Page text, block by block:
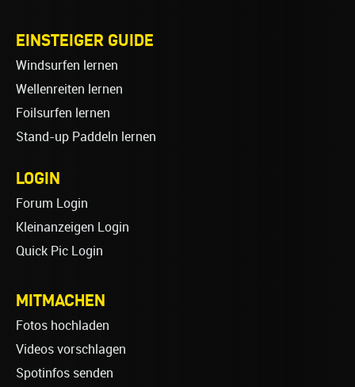
EINSTEIGER GUIDE
Windsurfen lernen
Wellenreiten lernen
Foilsurfen lernen
Stand-up Paddeln lernen
LOGIN
Forum Login
Kleinanzeigen Login
Quick Pic Login
MITMACHEN
Fotos hochladen
Videos vorschlagen
Spotinfos senden